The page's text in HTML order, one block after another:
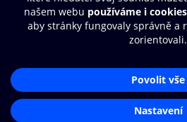
© O2 Czech Republic a.s.
Přístupnost
Zásady zpracování osobních údajů
Čti a